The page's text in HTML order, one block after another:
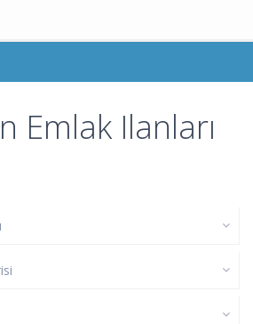
Emlak Ilanları